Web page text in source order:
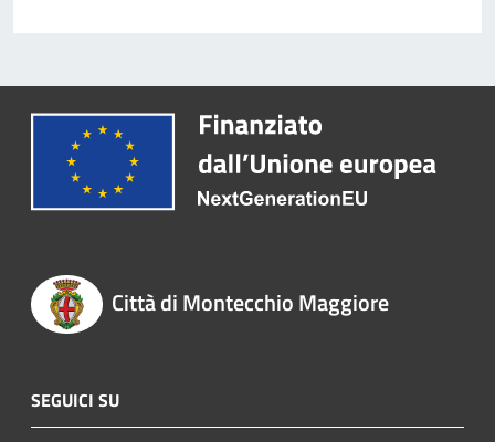
Città di Montecchio Maggiore
SEGUICI SU